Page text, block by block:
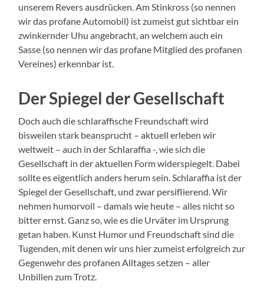
unserem Revers ausdrücken. Am Stinkross (so nennen
wir das profane Automobil) ist zumeist gut sichtbar ein
zwinkernder Uhu angebracht, an welchem auch ein
Sasse (so nennen wir das profane Mitglied des profanen
Vereines) erkennbar ist.
Der Spiegel der Gesellschaft
Doch auch die schlaraffische Freundschaft wird
bisweilen stark beansprucht – aktuell erleben wir
weltweit – auch in der Schlaraffia -, wie sich die
Gesellschaft in der aktuellen Form widerspiegelt. Dabei
sollte es eigentlich anders herum sein. Schlaraffia ist der
Spiegel der Gesellschaft, und zwar persiflierend. Wir
nehmen humorvoll – damals wie heute – alles nicht so
bitter ernst. Ganz so, wie es die Urväter im Ursprung
getan haben. Kunst Humor und Freundschaft sind die
Tugenden, mit denen wir uns hier zumeist erfolgreich zur
Gegenwehr des profanen Alltages setzen – aller
Unbillen zum Trotz.